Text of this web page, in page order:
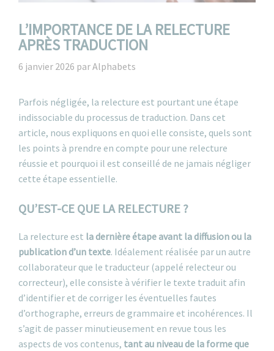
L’IMPORTANCE DE LA RELECTURE
APRÈS TRADUCTION
6 janvier 2026 parAlphabets
Parfois négligée, la relecture est pourtant une étape
indissociable du processus de traduction. Dans cet
article, nous expliquons en quoi elle consiste, quels sont
les points à prendre en compte pour une relecture
réussie et pourquoi il est conseillé de ne jamais négliger
cette étape essentielle.
QU’EST-CE QUE LA RELECTURE ?
La relecture est la dernière étape avant la diffusion ou la
publication d’un texte. Idéalement réalisée par un autre
collaborateur que le traducteur (appelé relecteur ou
correcteur), elle consiste à vérifier le texte traduit afin
d’identifier et de corriger les éventuelles fautes
d’orthographe, erreurs de grammaire et incohérences. Il
s’agit de passer minutieusement en revue tous les
aspects de vos contenus, tant au niveau de la forme que